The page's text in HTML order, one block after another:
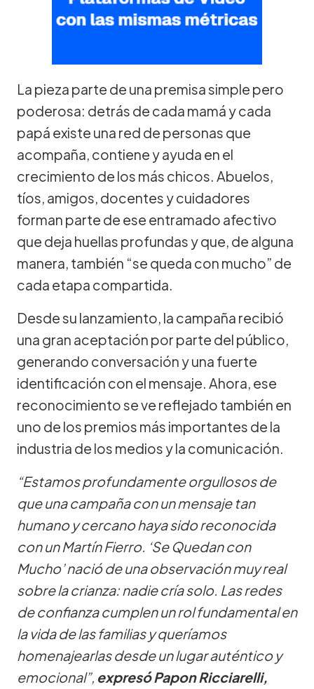
La pieza parte de una premisa simple pero
poderosa: detrás de cada mamá y cada
papá existe una red de personas que
acompaña, contiene y ayuda en el
crecimiento de los más chicos. Abuelos,
tíos, amigos, docentes y cuidadores
forman parte de ese entramado afectivo
que deja huellas profundas y que, de alguna
manera, también “se queda con mucho” de
cada etapa compartida.
Desde su lanzamiento, la campaña recibió
una gran aceptación por parte del público,
generando conversación y una fuerte
identificación con el mensaje. Ahora, ese
reconocimiento se ve reflejado también en
uno de los premios más importantes de la
industria de los medios y la comunicación.
“Estamos profundamente orgullosos de
que una campaña con un mensaje tan
humano y cercano haya sido reconocida
con un Martín Fierro. ‘Se Quedan con
Mucho’ nació de una observación muy real
sobre la crianza: nadie cría solo. Las redes
de confianza cumplen un rol fundamental en
la vida de las familias y queríamos
homenajearlas desde un lugar auténtico y
emocional”, expresó Papon Ricciarelli,